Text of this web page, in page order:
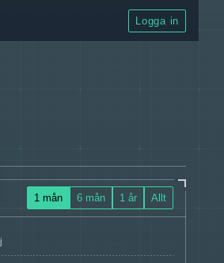
Logga in
1 mån 6 mån 1 år Allt